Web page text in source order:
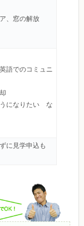
、窓の解放
語でのコミュニ
うになりたい な
に見学申込も